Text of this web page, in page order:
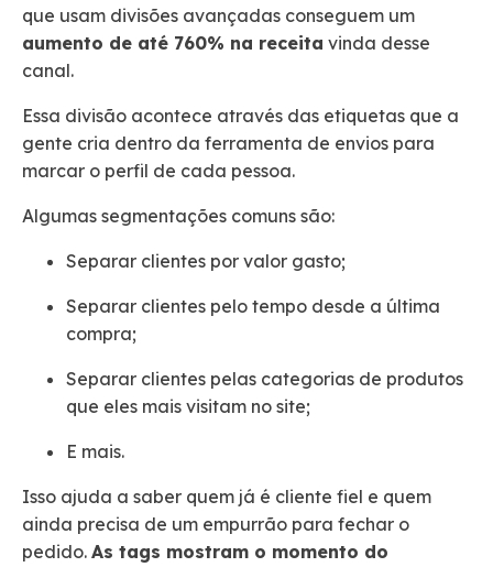
que usam divisões avançadas conseguem um
aumento de até 760% na receita vinda desse
canal.
Essa divisão acontece através das etiquetas que a
gente cria dentro da ferramenta de envios para
marcar o perfil de cada pessoa.
Algumas segmentações comuns são:
Separar clientes por valor gasto;
Separar clientes pelo tempo desde a última
compra;
Separar clientes pelas categorias de produtos
que eles mais visitam no site;
E mais.
Isso ajuda a saber quem já é cliente fiel e quem
ainda precisa de um empurrão para fechar o
pedido. As tags mostram o momento do